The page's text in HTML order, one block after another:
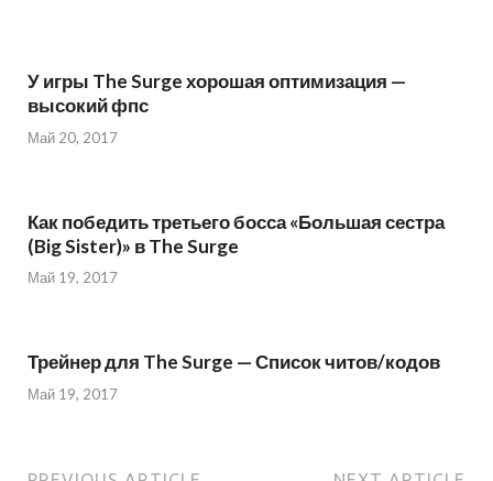
У игры The Surge хорошая оптимизация —
высокий фпс
Май 20, 2017
Как победить третьего босса «Большая сестра
(Big Sister)» в The Surge
Май 19, 2017
Трейнер для The Surge — Список читов/кодов
Май 19, 2017